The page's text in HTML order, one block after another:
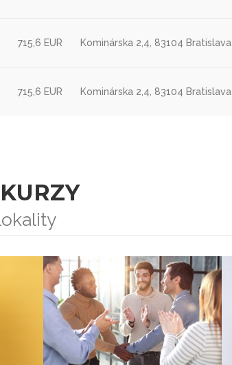
715,6 EUR Kominárska 2,4, 83104 Bratislava
715,6 EUR Kominárska 2,4, 83104 Bratislava